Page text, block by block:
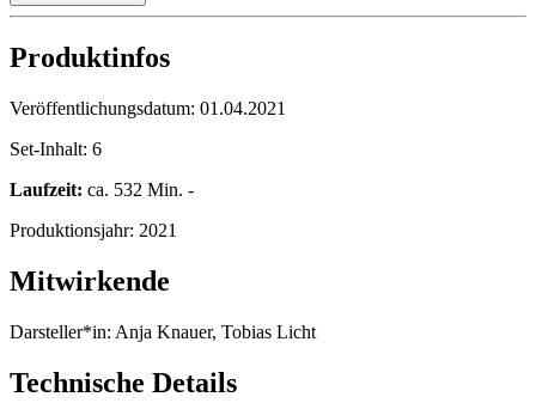
Produktinfos
Veröffentlichungsdatum: 01.04.2021
Set-Inhalt: 6
Laufzeit: ca. 532 Min. -
Produktionsjahr: 2021
Mitwirkende
Darsteller*in: Anja Knauer, Tobias Licht
Technische Details